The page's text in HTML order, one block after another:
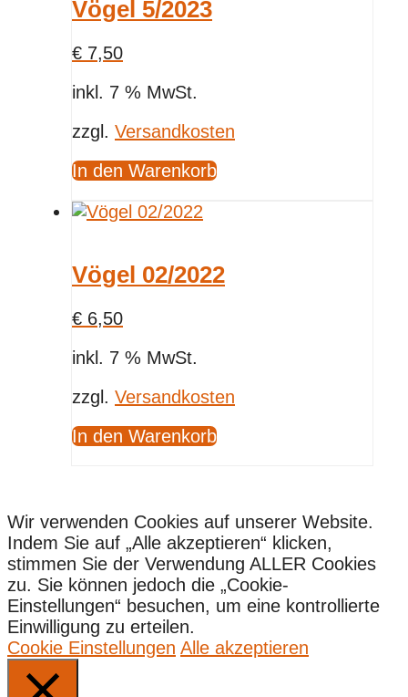
Vögel 5/2023
€ 7,50
inkl. 7 % MwSt.
zzgl. Versandkosten
In den Warenkorb
Vögel 02/2022
€ 6,50
inkl. 7 % MwSt.
zzgl. Versandkosten
In den Warenkorb
Wir verwenden Cookies auf unserer Website.
Indem Sie auf „Alle akzeptieren“ klicken,
stimmen Sie der Verwendung ALLER Cookies
zu. Sie können jedoch die „Cookie-
Einstellungen“ besuchen, um eine kontrollierte
Einwilligung zu erteilen.
Cookie Einstellungen Alle akzeptieren